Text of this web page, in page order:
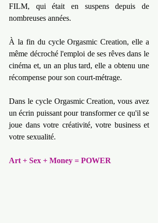
FILM, qui était en suspens depuis de
nombreuses années.
À la fin du cycle Orgasmic Creation, elle a
même décroché l'emploi de ses rêves dans le
cinéma et, un an plus tard, elle a obtenu une
récompense pour son court-métrage.
Dans le cycle Orgasmic Creation, vous avez
un écrin puissant pour transformer ce qu'il se
joue dans votre créativité, votre business et
votre sexualité.
Art + Sex + Money = POWER